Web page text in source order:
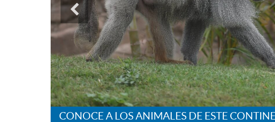
CONOCE A LOS ANIMALES DE ESTE